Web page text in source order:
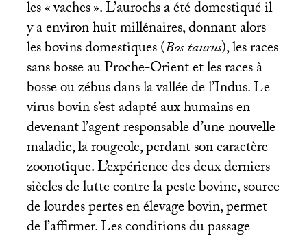
les «vaches». L’aurochs a été domestiqué il
y a environ huit millénaires, donnant alors
les bovins domestiques (Bos taurus), les races
sans bosse au Proche-Orient et les races à
bosse ou zébus dans la vallée de l’Indus. Le
virus bovin s’est adapté aux humains en
devenant l’agent responsable d’une nouvelle
maladie, la rougeole, perdant son caractère
zoonotique. L’expérience des deux derniers
siècles de lutte contre la peste bovine, source
de lourdes pertes en élevage bovin, permet
de l’affirmer. Les conditions du passage